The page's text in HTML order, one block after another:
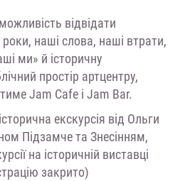
відвідати
наші слова, наші втрати,
ми» й історичну
простір артцентру,
Jam Cafe і Jam Bar.
екскурсія від Ольги
Підзамче та Знесінням,
на історичній виставці
закрито)